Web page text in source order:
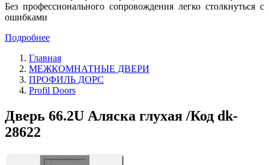
Без профессионального сопровождения легко столкнуться с
ошибками
Подробнее
Главная
МЕЖКОМНАТНЫЕ ДВЕРИ
ПРОФИЛЬ ДОРС
Profil Doors
Дверь 66.2U Аляска глухая /Код dk-
28622